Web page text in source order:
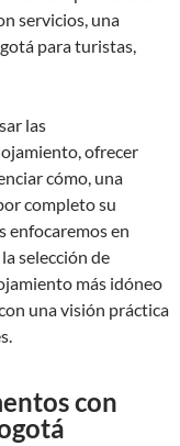
servicios, una
para turistas,
las
ofrecer
cómo, una
completo su
enfocaremos en
selección de
más idóneo
una visión práctica
con